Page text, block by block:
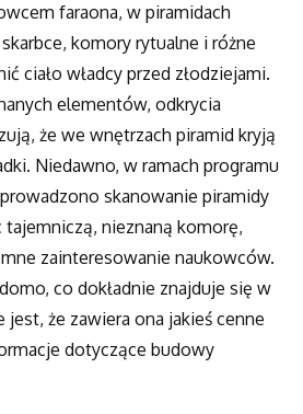
faraona, w piramidach
komory rytualne i różne
ciało władcy przed złodziejami.
elementów, odkrycia
że we wnętrzach piramid kryją
Niedawno, w ramach programu
skanowanie piramidy
tajemniczą, nieznaną komorę,
zainteresowanie naukowców.
co dokładnie znajduje się w
że zawiera ona jakieś cenne
dotyczące budowy